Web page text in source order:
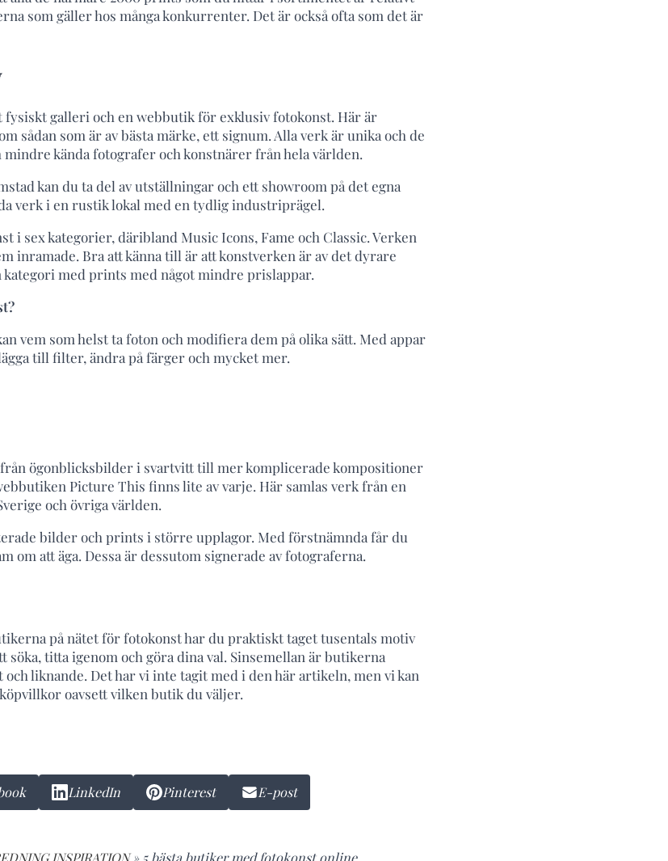
som gäller hos många konkurrenter. Det är också ofta som det är
fysiskt galleri och en webbutik för exklusiv fotokonst. Här är
sådan som är av bästa märke, ett signum. Alla verk är unika och de
mindre kända fotografer och konstnärer från hela världen.
kan du ta del av utställningar och ett showroom på det egna
verk i en rustik lokal med en tydlig industriprägel.
i sex kategorier, däribland Music Icons, Fame och Classic. Verken
inramade. Bra att känna till är att konstverken är av det dyrare
kategori med prints med något mindre prislappar.
vem som helst ta foton och modifiera dem på olika sätt. Med appar
till filter, ändra på färger och mycket mer.
från ögonblicksbilder i svartvitt till mer komplicerade kompositioner
Picture This finns lite av varje. Här samlas verk från en
och övriga världen.
bilder och prints i större upplagor. Med förstnämnda får du
om att äga. Dessa är dessutom signerade av fotograferna.
på nätet för fotokonst har du praktiskt taget tusentals motiv
söka, titta igenom och göra dina val. Sinsemellan är butikerna
liknande. Det har vi inte tagit med i den här artikeln, men vi kan
oavsett vilken butik du väljer.
LinkedIn Pinterest E-post